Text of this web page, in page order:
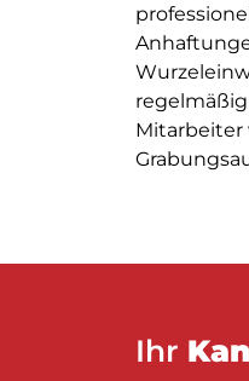
Mitarbeiter
Ihr